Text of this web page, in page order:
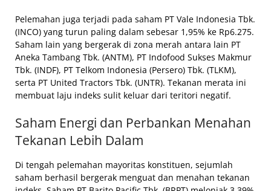
Pelemahan juga terjadi pada saham PT Vale Indonesia Tbk.
(INCO) yang turun paling dalam sebesar 1,95% ke Rp6.275.
Saham lain yang bergerak di zona merah antara lain PT
Aneka Tambang Tbk. (ANTM), PT Indofood Sukses Makmur
Tbk. (INDF), PT Telkom Indonesia (Persero) Tbk. (TLKM),
serta PT United Tractors Tbk. (UNTR). Tekanan merata ini
membuat laju indeks sulit keluar dari teritori negatif.
Saham Energi dan Perbankan Menahan
Tekanan Lebih Dalam
Di tengah pelemahan mayoritas konstituen, sejumlah
saham berhasil bergerak menguat dan menahan tekanan